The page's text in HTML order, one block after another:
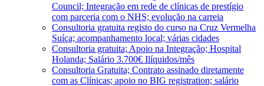
Council; Integração em rede de clínicas de prestígio
com parceria com o NHS; evolução na carreia
Consultoria gratuita registo do curso na Cruz Vermelha
Suíça; acompanhamento local; várias cidades
Consultoria gratuita; Apoio na Integração; Hospital
Holanda; Salário 3.700€ Ilíquidos/mês
Consultoria Gratuita; Contrato assinado diretamente
com as Clínicas; apoio no BIG registration; salário